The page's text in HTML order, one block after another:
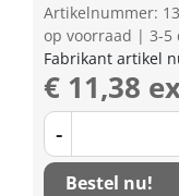
Artikelnummer:
op voorraad | 3-5
Fabrikant artikel
€ 11,38
-
Bestel nu!